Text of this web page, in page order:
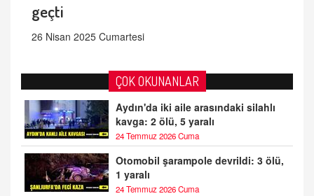
geçti
26 Nisan 2025 Cumartesi
ÇOK OKUNANLAR
Aydın'da iki aile arasındaki silahlı
kavga: 2 ölü, 5 yaralı
24 Temmuz 2026 Cuma
Otomobil şarampole devrildi: 3 ölü,
1 yaralı
24 Temmuz 2026 Cuma